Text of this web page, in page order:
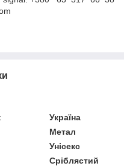
Україна
Метал
Унісекс
Сріблястий